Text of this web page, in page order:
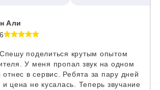
Али
поделиться крутым опытом
У меня пропал звук на одном
в сервис. Ребята за пару дней
цена не кусалась. Теперь звучание